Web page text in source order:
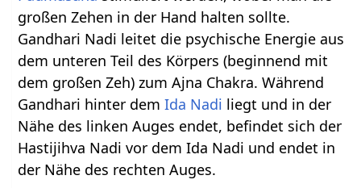
großen Zehen in der Hand halten sollte.
Gandhari Nadi leitet die psychische Energie aus
dem unteren Teil des Körpers (beginnend mit
dem großen Zeh) zum Ajna Chakra. Während
Gandhari hinter demIda Nadi liegt und in der
Nähe des linken Auges endet, befindet sich der
Hastijihva Nadi vor dem Ida Nadi und endet in
der Nähe des rechten Auges.